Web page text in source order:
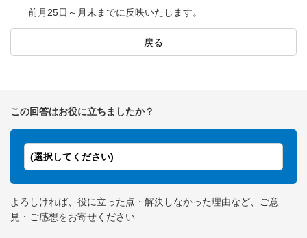
前月25日～月末までに反映いたします。
戻る
この回答はお役に立ちましたか？
(選択してください)
よろしければ、役に立った点・解決しなかった理由など、ご意
見・ご感想をお寄せください